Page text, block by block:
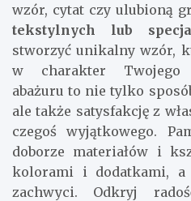
wzór, cytat czy ulubioną
tekstylnych lub
stworzyć unikalny wzór,
w charakter Twojego
abażuru to nie tylko
ale także satysfakcję z
czegoś wyjątkowego.
doborze materiałów i
kolorami i dodatkami, a
zachwyci. Odkryj